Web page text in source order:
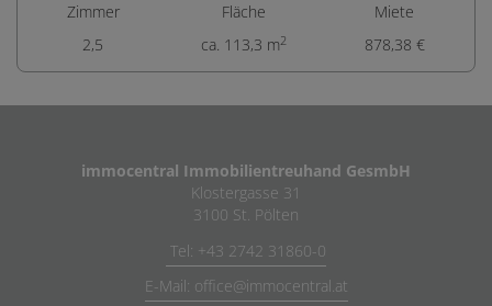
Zimmer
2,5
Fläche
ca. 113,3 m2
Miete
878,38 €
immocentral Immobilientreuhand GesmbH
Klostergasse 31
3100 St. Pölten
Tel: +43 2742 31860-0
E-Mail: office@immocentral.at